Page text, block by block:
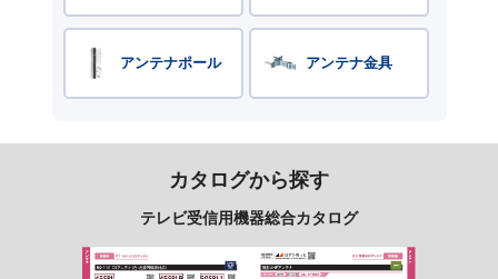
アンテナポール アンテナ金具
カタログから探す
テレビ受信用機器総合カタログ